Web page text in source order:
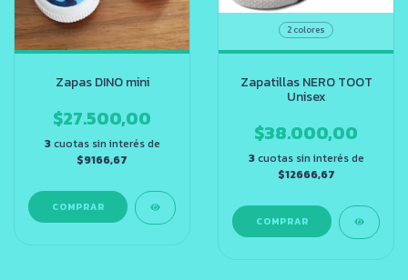
Zapas DINO mini
$27.500,00
3cuotas sin interés de
$9166,67
COMPRAR
2 colores
Zapatillas NERO TOOT
Unisex
$38.000,00
3cuotas sin interés de
$12666,67
COMPRAR